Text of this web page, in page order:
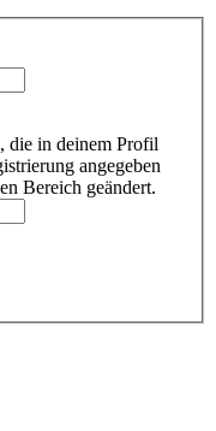
die in deinem Profil
angegeben
Bereich geändert.